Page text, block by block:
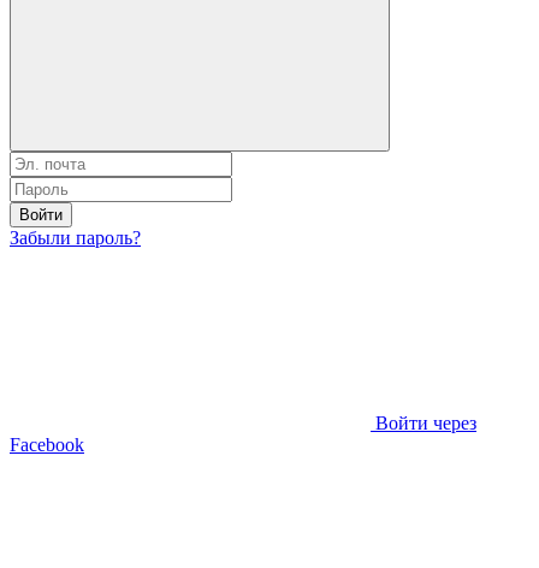
Войти
Забыли пароль?
Войти через
Facebook